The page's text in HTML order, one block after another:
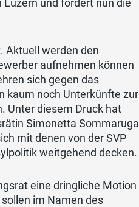
und fordert nun die
Aktuell werden den
aufnehmen können
sich gegen das
kaum noch Unterkünfte zur
Unter diesem Druck hat
Simonetta Sommaruga
mit denen von der SVP
weitgehend decken.
eine dringliche Motion
im Namen des